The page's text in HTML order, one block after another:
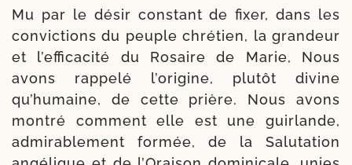
Mu par le désir constant de fixer, dans les
convic­tions du peuple chré­tien, la gran­deur
et l’efficacité du Rosaire de Marie, Nous
avons rap­pe­lé l’origine, plu­tôt divine
qu’humaine, de cette prière. Nous avons
mon­tré com­ment elle est une guir­lande,
admi­ra­ble­ment for­mée, de la Salutation